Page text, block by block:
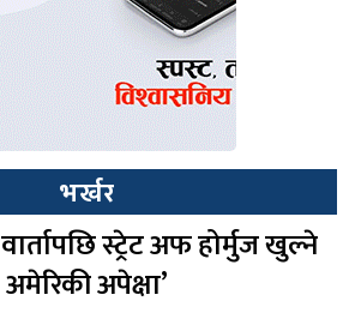
भर्खर
वार्तापछि स्ट्रेट अफ होर्मुज खुल्ने
अमेरिकी अपेक्षा’